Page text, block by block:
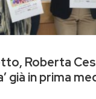
Roberta
già in prima